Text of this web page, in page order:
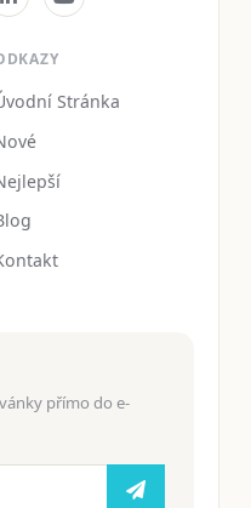
Stránka
přímo do e-